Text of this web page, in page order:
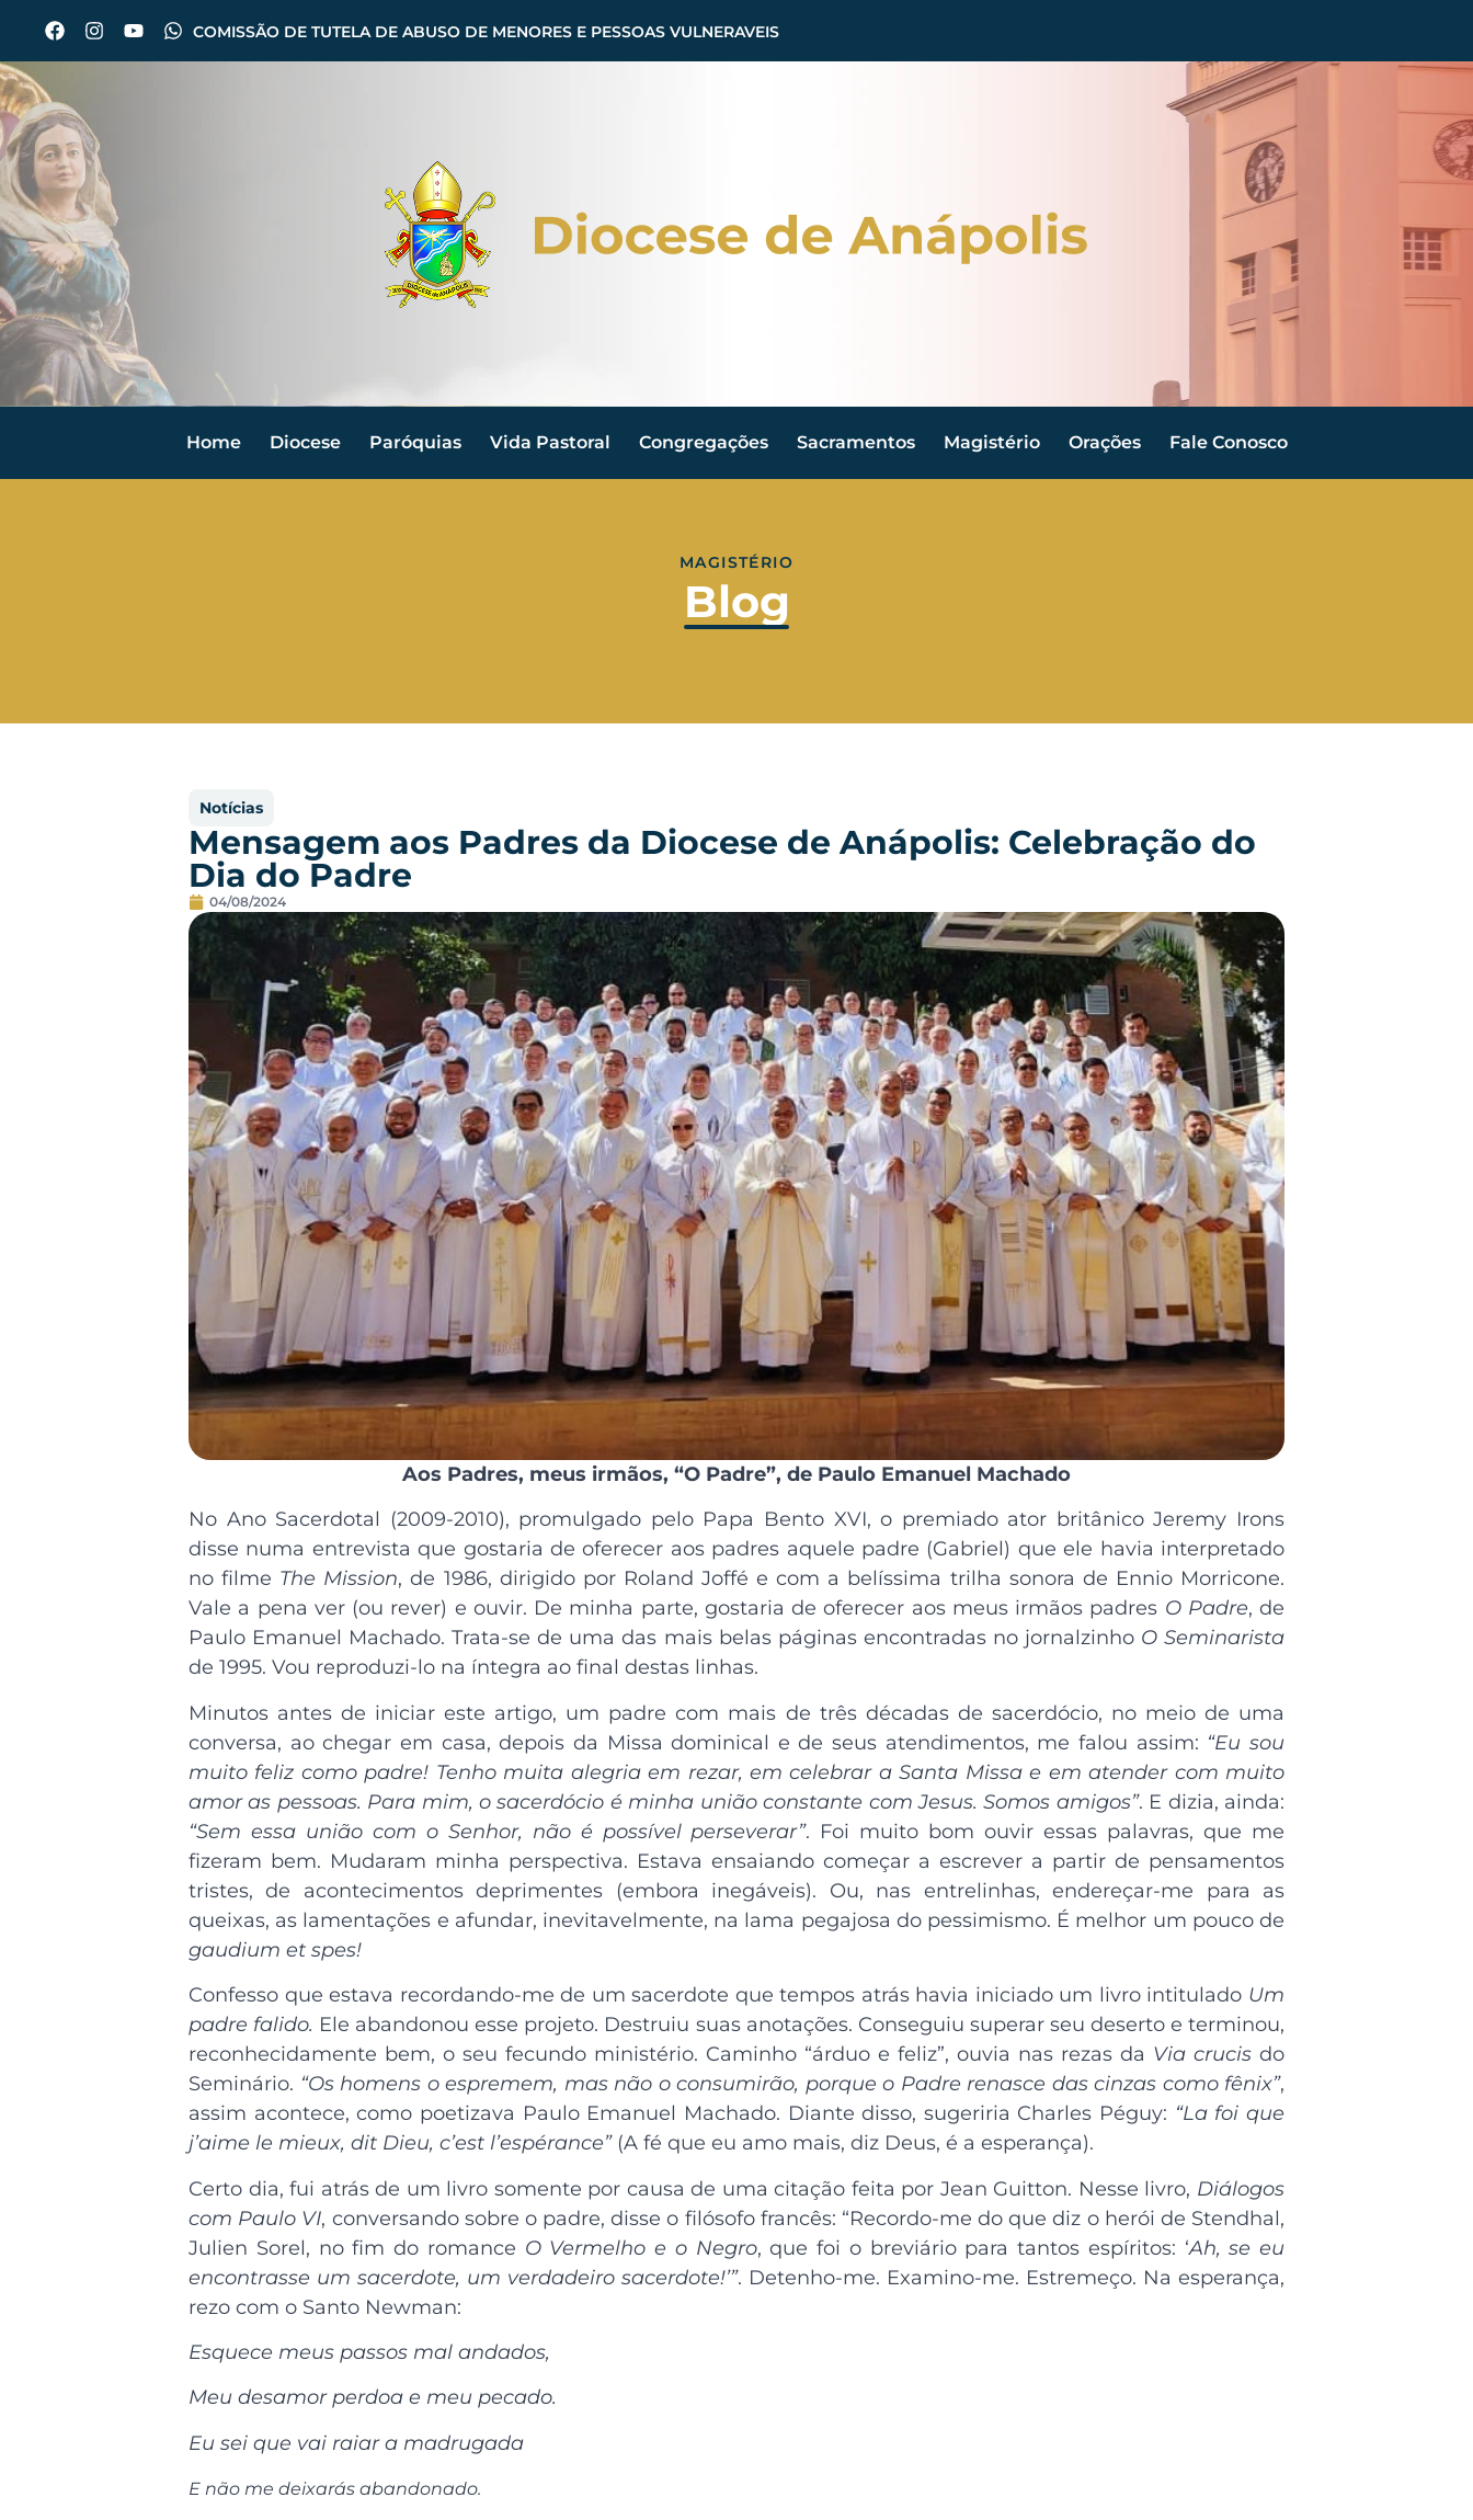
COMISSÃO DE TUTELA DE ABUSO DE MENORES E PESSOAS VULNERAVEIS
Home Diocese Paróquias Vida Pastoral Congregações Sacramentos Magistério Orações Fale Conosco
MAGISTÉRIO
Blog
Notícias
Mensagem aos Padres da Diocese de Anápolis: Celebração do
Dia do Padre
04/08/2024
Aos Padres, meus irmãos, “O Padre”, de Paulo Emanuel Machado
No Ano Sacerdotal (2009-2010), promulgado pelo Papa Bento XVI, o premiado ator britânico Jeremy Irons
disse numa entrevista que gostaria de oferecer aos padres aquele padre (Gabriel) que ele havia interpretado
no filme The Mission, de 1986, dirigido por Roland Joffé e com a belíssima trilha sonora de Ennio Morricone.
Vale a pena ver (ou rever) e ouvir. De minha parte, gostaria de oferecer aos meus irmãos padres O Padre, de
Paulo Emanuel Machado. Trata-se de uma das mais belas páginas encontradas no jornalzinho O Seminarista
de 1995. Vou reproduzi-lo na íntegra ao final destas linhas.
Minutos antes de iniciar este artigo, um padre com mais de três décadas de sacerdócio, no meio de uma
conversa, ao chegar em casa, depois da Missa dominical e de seus atendimentos, me falou assim: “Eu sou
muito feliz como padre! Tenho muita alegria em rezar, em celebrar a Santa Missa e em atender com muito
amor as pessoas. Para mim, o sacerdócio é minha união constante com Jesus. Somos amigos”. E dizia, ainda:
“Sem essa união com o Senhor, não é possível perseverar”. Foi muito bom ouvir essas palavras, que me
fizeram bem. Mudaram minha perspectiva. Estava ensaiando começar a escrever a partir de pensamentos
tristes, de acontecimentos deprimentes (embora inegáveis). Ou, nas entrelinhas, endereçar-me para as
queixas, as lamentações e afundar, inevitavelmente, na lama pegajosa do pessimismo. É melhor um pouco de
gaudium et spes!
Confesso que estava recordando-me de um sacerdote que tempos atrás havia iniciado um livro intitulado Um
padre falido. Ele abandonou esse projeto. Destruiu suas anotações. Conseguiu superar seu deserto e terminou,
reconhecidamente bem, o seu fecundo ministério. Caminho “árduo e feliz”, ouvia nas rezas da Via crucis do
Seminário. “Os homens o espremem, mas não o consumirão, porque o Padre renasce das cinzas como fênix”,
assim acontece, como poetizava Paulo Emanuel Machado. Diante disso, sugeriria Charles Péguy: “La foi que
j’aime le mieux, dit Dieu, c’est l’espérance”(A fé que eu amo mais, diz Deus, é a esperança).
Certo dia, fui atrás de um livro somente por causa de uma citação feita por Jean Guitton. Nesse livro, Diálogos
com Paulo VI, conversando sobre o padre, disse o filósofo francês: “Recordo-me do que diz o herói de Stendhal,
Julien Sorel, no fim do romance O Vermelho e o Negro, que foi o breviário para tantos espíritos: ‘Ah, se eu
encontrasse um sacerdote, um verdadeiro sacerdote!’”. Detenho-me. Examino-me. Estremeço. Na esperança,
rezo com o Santo Newman:
Esquece meus passos mal andados,
Meu desamor perdoa e meu pecado.
Eu sei que vai raiar a madrugada
E não me deixarás abandonado.